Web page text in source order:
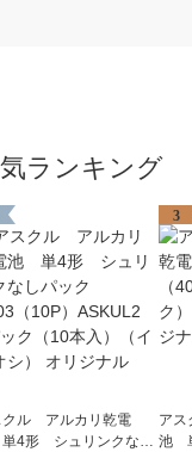
ランキング
クル アルカリ乾電
4形 シュリンクなし
3
ア
池